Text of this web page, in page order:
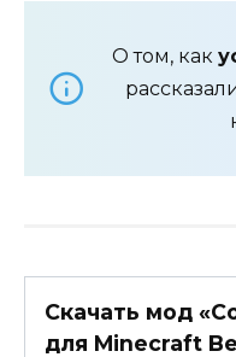
О том, как
Скачать мод
для Minecraft